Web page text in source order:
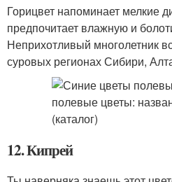
Горицвет напоминает мелкие
предпочитает влажную и
Неприхотливый многолетник
суровых регионах Сибири,
12. Кипрей